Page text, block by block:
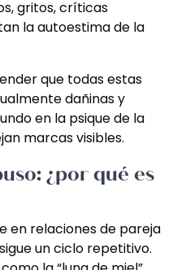
gritos, críticas
la autoestima de la
que todas estas
dañinas y
en la psique de la
marcas visibles.
¿por qué es
en relaciones de pareja
un ciclo repetitivo.